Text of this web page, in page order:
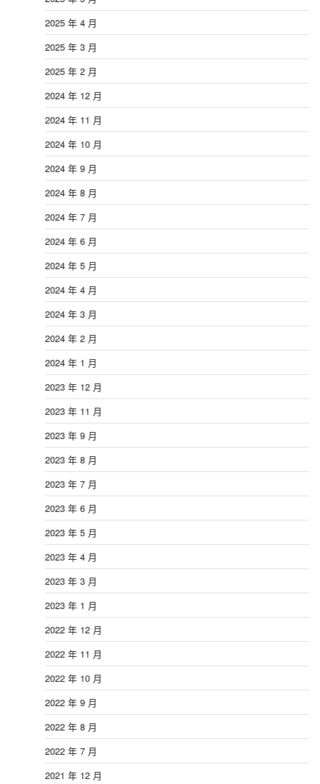
2025 年 4 月
2025 年 3 月
2025 年 2 月
2024 年 12 月
2024 年 11 月
2024 年 10 月
2024 年 9 月
2024 年 8 月
2024 年 7 月
2024 年 6 月
2024 年 5 月
2024 年 4 月
2024 年 3 月
2024 年 2 月
2024 年 1 月
2023 年 12 月
2023 年 11 月
2023 年 9 月
2023 年 8 月
2023 年 7 月
2023 年 6 月
2023 年 5 月
2023 年 4 月
2023 年 3 月
2023 年 1 月
2022 年 12 月
2022 年 11 月
2022 年 10 月
2022 年 9 月
2022 年 8 月
2022 年 7 月
2021 年 12 月